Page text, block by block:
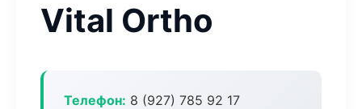
Vital Ortho
Телефон: 8 (927) 785 92 17